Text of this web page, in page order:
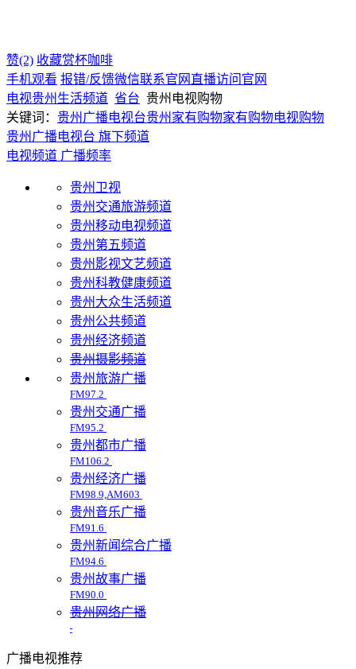
赞(2) 收藏赏杯咖啡
手机观看 报错/反馈微信联系官网直播访问官网
电视贵州 生活频道 省台 贵州电视购物
关键词： 贵州广播电视台贵州家有购物家有购物电视购物
贵州广播电视台 旗下频道
电视频道 广播频率
贵州卫视
贵州交通旅游频道
贵州移动电视频道
贵州第五频道
贵州影视文艺频道
贵州科教健康频道
贵州大众生活频道
贵州公共频道
贵州经济频道
贵州摄影频道
贵州旅游广播
FM97.2
贵州交通广播
FM95.2
贵州都市广播
FM106.2
贵州经济广播
FM98.9,AM603
贵州音乐广播
FM91.6
贵州新闻综合广播
FM94.6
贵州故事广播
FM90.0
贵州网络广播
广播电视推荐